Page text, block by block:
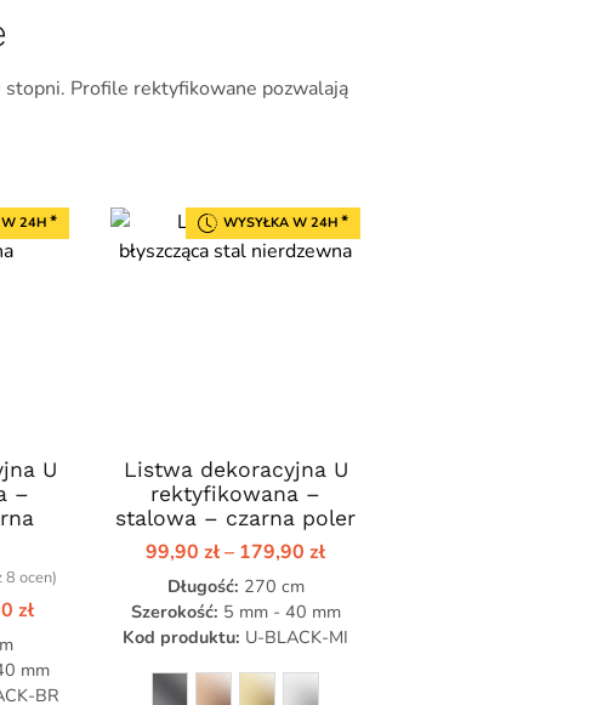
stopni. Profile rektyfikowane pozwalają
W 24H*
U
–
8 ocen)
złZakres
99,90 zł
do
mm
BR
WYSYŁKA W 24H *
Listwa dekoracyjna U
rektyfikowana –
stalowa – czarna poler
99,90 zł– 179,90 złZakres
99,90 zł
do
179,90 zł
Długość: 270 cm
Szerokość: 5 mm - 40 mm
Kod produktu: U-BLACK-MI
Ten
produkt
ma
wiele
wariantów.
Opcje
można
wybrać